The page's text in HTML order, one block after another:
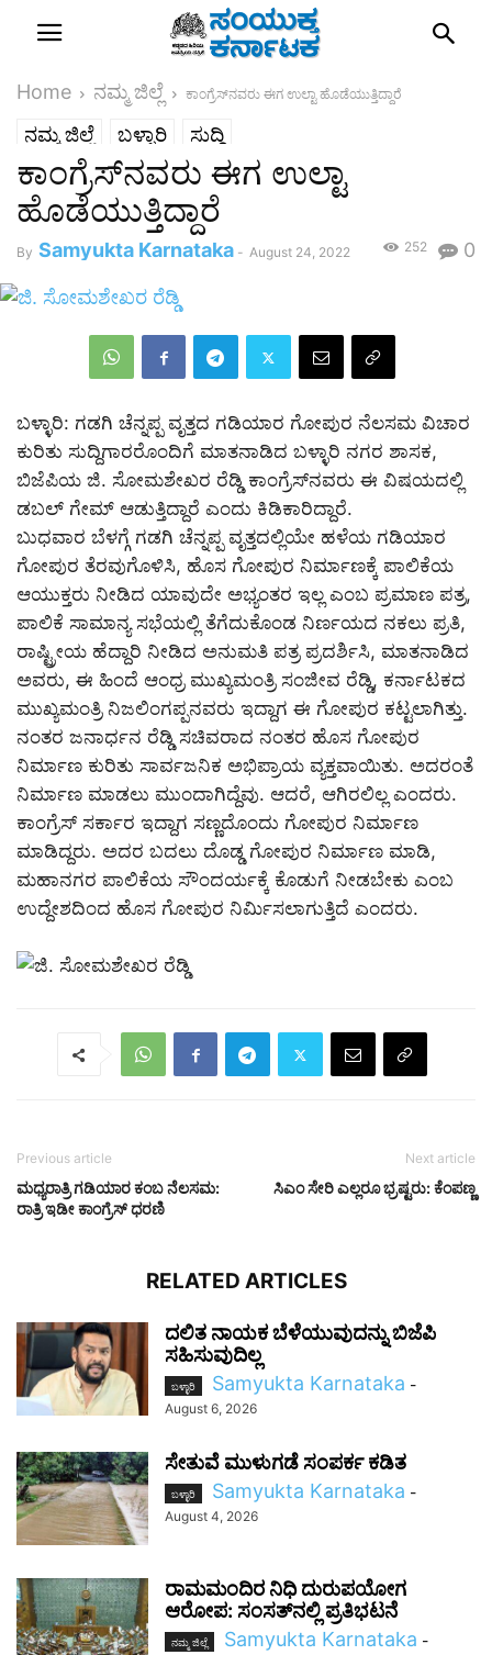
Home ನಮ್ಮ ಜಿಲ್ಲೆ ಕಾಂಗ್ರೆಸ್‌ನವರು ಈಗ ಉಲ್ಟಾ ಹೊಡೆಯುತ್ತಿದ್ದಾರೆ
ನಮ್ಮ ಜಿಲ್ಲೆ ಬಳ್ಳಾರಿ ಸುದ್ದಿ
ಕಾಂಗ್ರೆಸ್‌ನವರು ಈಗ ಉಲ್ಟಾ
ಹೊಡೆಯುತ್ತಿದ್ದಾರೆ
By Samyukta Karnataka - August 24, 2022 0
252
ಬಳ್ಳಾರಿ: ಗಡಗಿ ಚೆನ್ನಪ್ಪ ವೃತ್ತದ ಗಡಿಯಾರ ಗೋಪುರ ನೆಲಸಮ ವಿಚಾರ
ಕುರಿತು ಸುದ್ದಿಗಾರರೊಂದಿಗೆ ಮಾತನಾಡಿದ ಬಳ್ಳಾರಿ ನಗರ ಶಾಸಕ,
ಬಿಜೆಪಿಯ ಜಿ. ಸೋಮಶೇಖರ ರೆಡ್ಡಿ ಕಾಂಗ್ರೆಸ್‌ನವರು ಈ ವಿಷಯದಲ್ಲಿ
ಡಬಲ್ ಗೇಮ್ ಆಡುತ್ತಿದ್ದಾರೆ ಎಂದು ಕಿಡಿಕಾರಿದ್ದಾರೆ.
ಬುಧವಾರ ಬೆಳಗ್ಗೆ ಗಡಗಿ ಚೆನ್ನಪ್ಪ ವೃತ್ತದಲ್ಲಿಯೇ ಹಳೆಯ ಗಡಿಯಾರ
ಗೋಪುರ ತೆರವುಗೊಳಿಸಿ, ಹೊಸ ಗೋಪುರ ನಿರ್ಮಾಣಕ್ಕೆ ಪಾಲಿಕೆಯ
ಆಯುಕ್ತರು ನೀಡಿದ ಯಾವುದೇ ಅಭ್ಯಂತರ ಇಲ್ಲ ಎಂಬ ಪ್ರಮಾಣ ಪತ್ರ,
ಪಾಲಿಕೆ ಸಾಮಾನ್ಯ ಸಭೆಯಲ್ಲಿ ತೆಗೆದುಕೊಂಡ ನಿರ್ಣಯದ ನಕಲು ಪ್ರತಿ,
ರಾಷ್ಟ್ರೀಯ ಹೆದ್ದಾರಿ ನೀಡಿದ ಅನುಮತಿ ಪತ್ರ ಪ್ರದರ್ಶಿಸಿ, ಮಾತನಾಡಿದ
ಅವರು, ಈ ಹಿಂದೆ ಆಂಧ್ರ ಮುಖ್ಯಮಂತ್ರಿ ಸಂಜೀವ ರೆಡ್ಡಿ, ಕರ್ನಾಟಕದ
ಮುಖ್ಯಮಂತ್ರಿ ನಿಜಲಿಂಗಪ್ಪನವರು ಇದ್ದಾಗ ಈ ಗೋಪುರ ಕಟ್ಟಲಾಗಿತ್ತು.
ನಂತರ ಜನಾರ್ಧನ ರೆಡ್ಡಿ ಸಚಿವರಾದ ನಂತರ ಹೊಸ ಗೋಪುರ
ನಿರ್ಮಾಣ ಕುರಿತು ಸಾರ್ವಜನಿಕ ಅಭಿಪ್ರಾಯ ವ್ಯಕ್ತವಾಯಿತು. ಅದರಂತೆ
ನಿರ್ಮಾಣ ಮಾಡಲು ಮುಂದಾಗಿದ್ದೆವು. ಆದರೆ, ಆಗಿರಲಿಲ್ಲ ಎಂದರು.
ಕಾಂಗ್ರೆಸ್ ಸರ್ಕಾರ ಇದ್ದಾಗ ಸಣ್ಣದೊಂದು ಗೋಪುರ ನಿರ್ಮಾಣ
ಮಾಡಿದ್ದರು. ಅದರ ಬದಲು ದೊಡ್ಡ ಗೋಪುರ ನಿರ್ಮಾಣ ಮಾಡಿ,
ಮಹಾನಗರ ಪಾಲಿಕೆಯ ಸೌಂದರ್ಯಕ್ಕೆ ಕೊಡುಗೆ ನೀಡಬೇಕು ಎಂಬ
ಉದ್ದೇಶದಿಂದ ಹೊಸ ಗೋಪುರ ನಿರ್ಮಿಸಲಾಗುತ್ತಿದೆ ಎಂದರು.
Previous article
ಮಧ್ಯರಾತ್ರಿ ಗಡಿಯಾರ ಕಂಬ ನೆಲಸಮ:
ರಾತ್ರಿ ಇಡೀ ಕಾಂಗ್ರೆಸ್ ಧರಣಿ
Next article
ಸಿಎಂ ಸೇರಿ ಎಲ್ಲರೂ ಭ್ರಷ್ಟರು: ಕೆಂಪಣ್ಣ
RELATED ARTICLES
ದಲಿತ ನಾಯಕ ಬೆಳೆಯುವುದನ್ನು ಬಿಜೆಪಿ
ಸಹಿಸುವುದಿಲ್ಲ
ಬಳ್ಳಾರಿ Samyukta Karnataka -
August 6, 2026
ಸೇತುವೆ ಮುಳುಗಡೆ ಸಂಪರ್ಕ ಕಡಿತ
ಬಳ್ಳಾರಿ Samyukta Karnataka -
August 4, 2026
ರಾಮಮಂದಿರ ನಿಧಿ ದುರುಪಯೋಗ
ಆರೋಪ: ಸಂಸತ್‌ನಲ್ಲಿ ಪ್ರತಿಭಟನೆ
ನಮ್ಮ ಜಿಲ್ಲೆ Samyukta Karnataka -